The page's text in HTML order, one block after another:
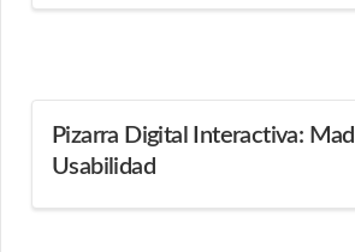
Pizarra Digital Interactiva:
Usabilidad